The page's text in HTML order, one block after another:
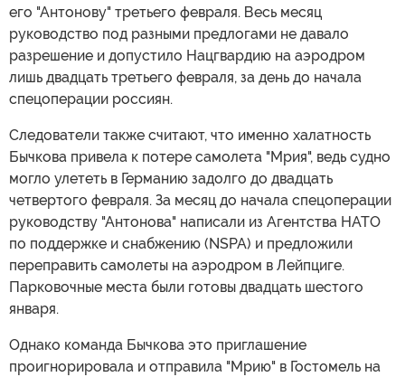
его "Антонову" третьего февраля. Весь месяц
руководство под разными предлогами не давало
разрешение и допустило Нацгвардию на аэродром
лишь двадцать третьего февраля, за день до начала
спецоперации россиян.
Следователи также считают, что именно халатность
Бычкова привела к потере самолета "Мрия", ведь судно
могло улететь в Германию задолго до двадцать
четвертого февраля. За месяц до начала спецоперации
руководству "Антонова" написали из Агентства НАТО
по поддержке и снабжению (NSPA) и предложили
переправить самолеты на аэродром в Лейпциге.
Парковочные места были готовы двадцать шестого
января.
Однако команда Бычкова это приглашение
проигнорировала и отправила "Мрию" в Гостомель на